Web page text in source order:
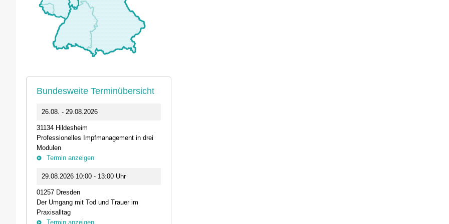
Bundesweite Terminübersicht
26.08. - 29.08.2026
31134 Hildesheim
Professionelles Impfmanagement in drei
Modulen
Termin anzeigen
29.08.2026 10:00 - 13:00 Uhr
01257 Dresden
Der Umgang mit Tod und Trauer im
Praxisalltag
Termin anzeigen